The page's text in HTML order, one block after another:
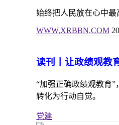
始终把人民放在心中
WWW,XRBBN,COM
读刊丨让政绩观教
“加强正确政绩观教育
转化为行动自觉。
党建